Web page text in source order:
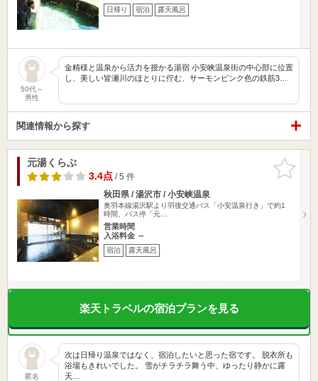
日帰り 宿泊 露天風呂
50代～
男性
金精様と温泉から活力を授かる湯宿 小安峡温泉街の中心部に位置
し、美しい皆瀬川のほとりに佇む、サーモンピンク色の鉄筋3…
関連情報から探す
お気に入
りに追加
元湯くらぶ
3.4点/ 5 件
秋田県 / 湯沢市 / 小安峡温泉
奥羽本線湯沢駅より羽後交通バス「小安温泉行き」で約1
時間、バス停「元…
営業時間
入浴料金 ～
宿泊 露天風呂
楽天トラベルの宿泊プランを見る
匿名
次は日帰り温泉ではなく、宿泊したいと思った宿です。 脱衣所も
浴場もきれいでした。 雪がチラチラ舞う中、ゆったり静かに露
天…